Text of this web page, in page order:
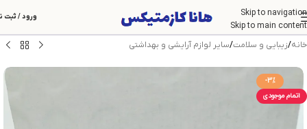
Skip to navigation
Skip to main content
ورود / ثبت
خانه/زیبایی و سلامت/سایر لوازم آرایشی و بهداشتی
-3%
اتمام موجودی